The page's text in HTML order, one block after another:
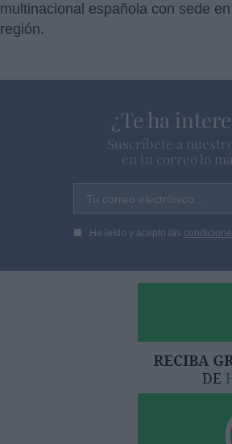
multinacional española con sede
región.
¿Te ha
Suscríbete a
en tu correo lo
Tu correo electrónico...
He leído y acepto las